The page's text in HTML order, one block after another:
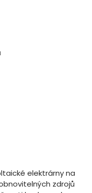
elektrárny na
zdrojů